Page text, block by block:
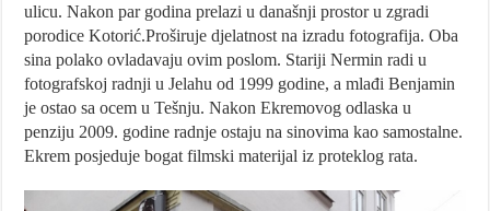
ulicu. Nakon par godina prelazi u današnji prostor u zgradi
porodice Kotorić.Proširuje djelatnost na izradu fotografija. Oba
sina polako ovladavaju ovim poslom. Stariji Nermin radi u
fotografskoj radnji u Jelahu od 1999 godine, a mlađi Benjamin
je ostao sa ocem u Tešnju. Nakon Ekremovog odlaska u
penziju 2009. godine radnje ostaju na sinovima kao samostalne.
Ekrem posjeduje bogat filmski materijal iz proteklog rata.